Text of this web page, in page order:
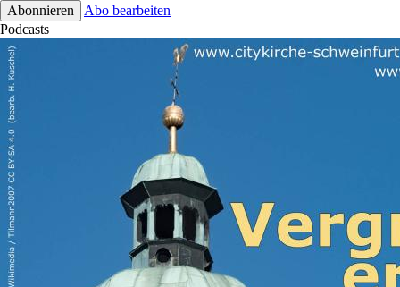
Abo bearbeiten
Podcasts